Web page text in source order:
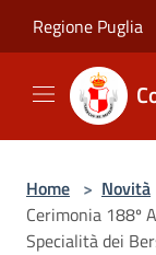
Regione Puglia
Home > Novità
Cerimonia 188º
Specialità dei